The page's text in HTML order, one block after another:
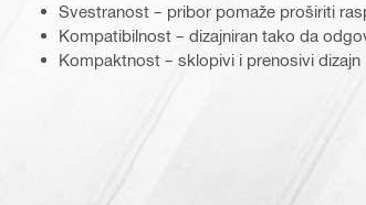
Svestranost – pribor pomaže proširiti
Kompatibilnost – dizajniran tako da
Kompaktnost – sklopivi i prenosivi dizajn